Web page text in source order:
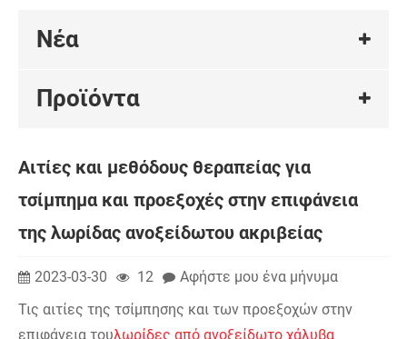
Νέα
Προϊόντα
Αιτίες και μεθόδους θεραπείας για
τσίμπημα και προεξοχές στην επιφάνεια
της λωρίδας ανοξείδωτου ακριβείας
2023-03-30 12
Αφήστε μου ένα μήνυμα
Τις αιτίες της τσίμπησης και των προεξοχών στην
επιφάνεια τουλωρίδες από ανοξείδωτο χάλυβα